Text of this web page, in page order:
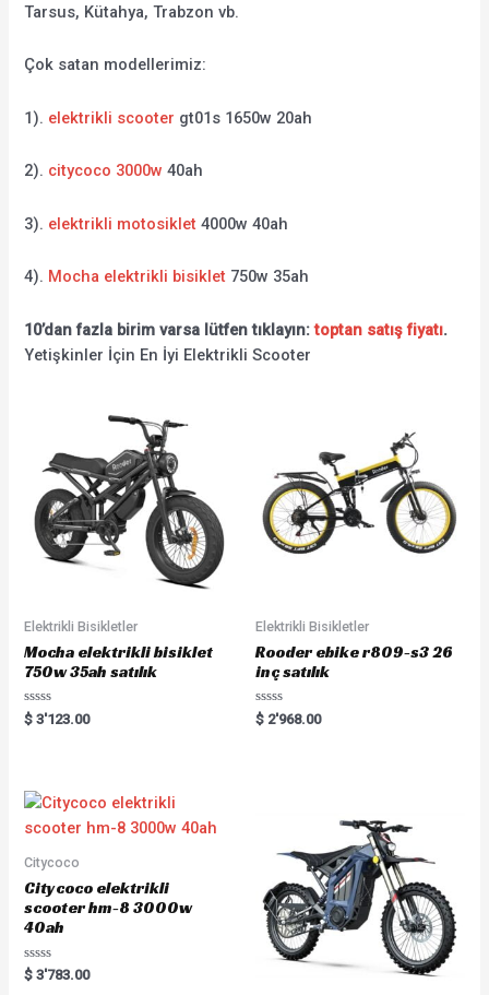
Tarsus, Kütahya, Trabzon vb.
Çok satan modellerimiz:
1). elektrikli scooter gt01s 1650w 20ah
2). citycoco 3000w 40ah
3). elektrikli motosiklet 4000w 40ah
4). Mocha elektrikli bisiklet 750w 35ah
10’dan fazla birim varsa lütfen tıklayın:toptan satış fiyatı.
Yetişkinler İçin En İyi Elektrikli Scooter
Elektrikli Bisikletler
Mocha elektrikli bisiklet
750w 35ah satılık
Rated
0
$ 3'123.00
Elektrikli Bisikletler
Rooder ebike r809-s3 26
inç satılık
Rated
0
$ 2'968.00
Citycoco
Citycoco elektrikli
scooter hm-8 3000w
40ah
Rated
0
$ 3'783.00